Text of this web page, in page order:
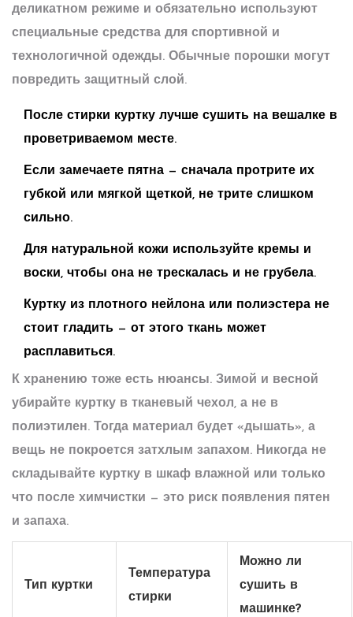
деликатном режиме и обязательно используют
специальные средства для спортивной и
технологичной одежды. Обычные порошки могут
повредить защитный слой.
После стирки куртку лучше сушить на вешалке в
проветриваемом месте.
Если замечаете пятна — сначала протрите их
губкой или мягкой щеткой, не трите слишком
сильно.
Для натуральной кожи используйте кремы и
воски, чтобы она не трескалась и не грубела.
Куртку из плотного нейлона или полиэстера не
стоит гладить — от этого ткань может
расплавиться.
К хранению тоже есть нюансы. Зимой и весной
убирайте куртку в тканевый чехол, а не в
полиэтилен. Тогда материал будет «дышать», а
вещь не покроется затхлым запахом. Никогда не
складывайте куртку в шкаф влажной или только
что после химчистки — это риск появления пятен
и запаха.
Тип куртки
Температура
стирки
Можно ли
сушить в
машинке?